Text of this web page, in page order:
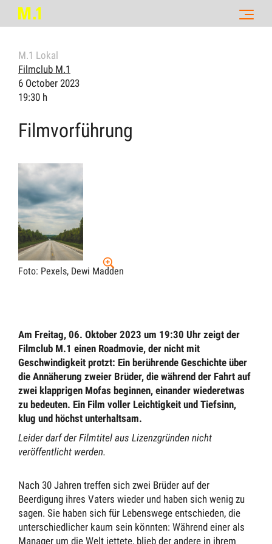
M.1 Lokal
Filmclub M.1
6 October 2023
19:30 h
Filmvorführung
Foto: Pexels, Dewi Madden
Am Freitag, 06. Oktober 2023 um 19:30 Uhr zeigt der
Filmclub M.1 einen Roadmovie, der nicht mit
Geschwindigkeit protzt: Ein berührende Geschichte über
die Annäherung zweier Brüder, die während der Fahrt auf
zwei klapprigen Mofas beginnen, einander wiederetwas
zu bedeuten. Ein Film voller Leichtigkeit und Tiefsinn,
klug und höchst unterhaltsam.
Leider darf der Filmtitel aus Lizenzgründen nicht
veröffentlicht werden.
Nach 30 Jahren treffen sich zwei Brüder auf der
Beerdigung ihres Vaters wieder und haben sich wenig zu
sagen. Sie haben sich für Lebenswege entschieden, die
unterschiedlicher kaum sein könnten: Während einer als
Manager um die Welt jettete, blieb der andere in ihrem